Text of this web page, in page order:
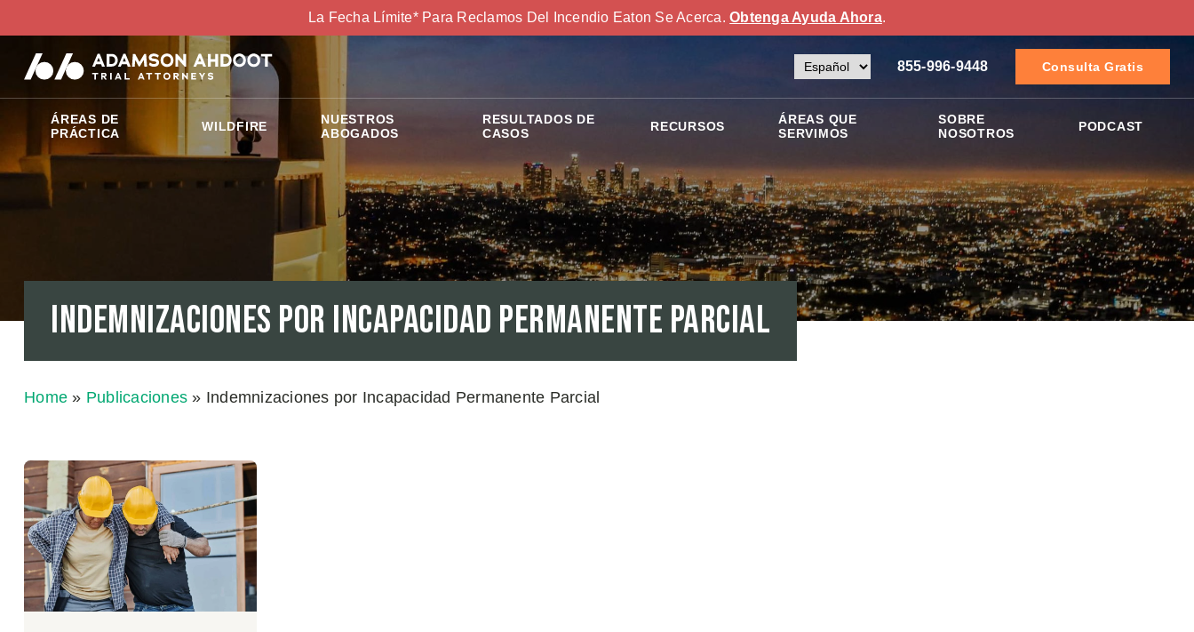
La Fecha Límite* Para Reclamos Del Incendio Eaton Se Acerca.Obtenga Ayuda Ahora.
855-996-9448 Consulta Gratis
ÁREAS DE
PRÁCTICA
WILDFIRE
NUESTROS
ABOGADOS
RESULTADOS DE
CASOS
RECURSOS
ÁREAS QUE
SERVIMOS
SOBRE
NOSOTROS
PODCAST
Indemnizaciones por Incapacidad Permanente Parcial
Home » Publicaciones » Indemnizaciones por Incapacidad Permanente Parcial